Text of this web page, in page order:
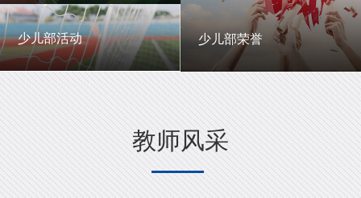
少儿部简介
少儿部活动
少儿部活动
少儿部荣誉
少儿部荣誉
教师风采